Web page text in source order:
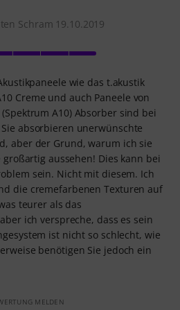
Schram 19.10.2019
wie das t.akustik
Creme und auch Paneele von
A10) Absorber sind bei
absorbieren unerwünschte
aber der Grund, warum ich sie
aussehen! Dies kann bei
sein. Nicht mit diesem. Ich
die cremefarbenen Texturen auf
teurer als das
ich verspreche, dass es sein
ist nicht so schlecht, wie
benötigen Sie jedoch ein
MELDEN